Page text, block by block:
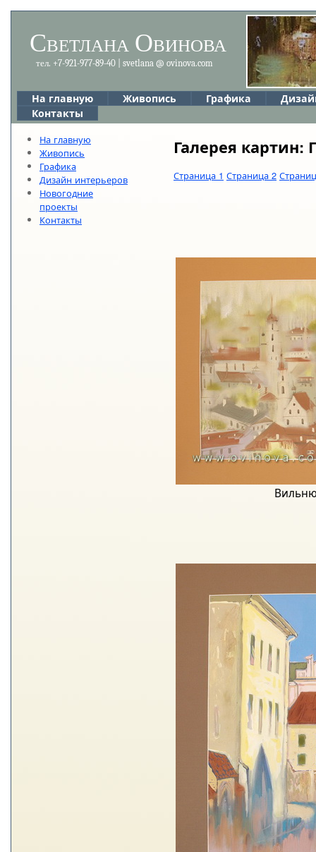
Светлана Овинова
тел. +7-921-977-89-40 | svetlana @ ovinova.com
На главную Живопись Графика
Контакты
На главную
Живопись
Графика
Дизайн интерьеров
Новогодние
проекты
Контакты
Галерея картин:
Страница 1 Страница 2